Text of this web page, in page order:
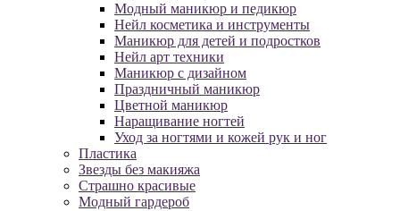
Модный маникюр и педикюр
Нейл косметика и инструменты
Маникюр для детей и подростков
Нейл арт техники
Маникюр с дизайном
Праздничный маникюр
Цветной маникюр
Наращивание ногтей
Уход за ногтями и кожей рук и ног
Пластика
Звезды без макияжа
Страшно красивые
Модный гардероб